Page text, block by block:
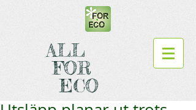
ALL
FOR
ECO